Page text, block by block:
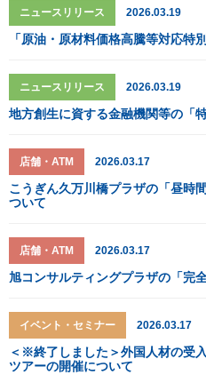
ニュースリリース 2026.03.19
「原油・原材料価格高騰等対応特
ニュースリリース 2026.03.19
地方創生に資する金融機関等の「
店舗・ATM 2026.03.17
こうぎん久万川橋プラザの「昼時
ついて
店舗・ATM 2026.03.17
旭コンサルティングプラザの「完
イベント・セミナー 2026.03.17
＜※終了しました＞外国人材の受
ツアーの開催について